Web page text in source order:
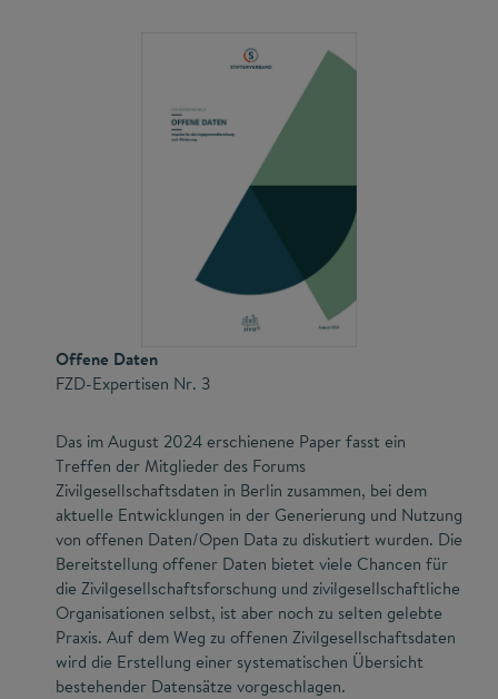
Offene Daten
FZD-Expertisen Nr. 3
Das im August 2024 erschienene Paper fasst ein
Treffen der Mitglieder des Forums
Zivilgesellschaftsdaten in Berlin zusammen, bei dem
aktuelle Entwicklungen in der Generierung und Nutzung
von offenen Daten/Open Data zu diskutiert wurden. Die
Bereitstellung offener Daten bietet viele Chancen für
die Zivilgesellschafts­forschung und zivilgesellschaftliche
Organisationen selbst, ist aber noch zu selten gelebte
Praxis. Auf dem Weg zu offenen Zivilgesellschaftsdaten
wird die Erstellung einer systematischen Übersicht
bestehender Datensätze vorgeschlagen.